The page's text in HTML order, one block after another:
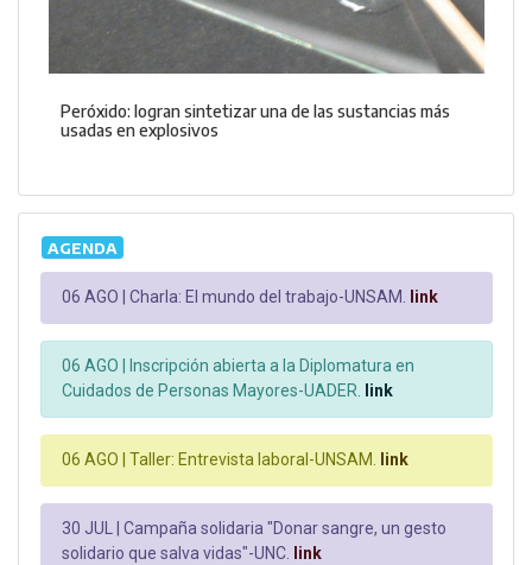
Peróxido: logran sintetizar una de las sustancias más
usadas en explosivos
AGENDA
06 AGO | Charla: El mundo del trabajo-UNSAM. link
06 AGO |
Inscripción abierta a la Diplomatura en
Cuidados de Personas Mayores-UADER. link
06 AGO | Taller: Entrevista laboral-UNSAM. link
30 JUL | Campaña solidaria "Donar sangre, un gesto
solidario que salva vidas"-UNC. link